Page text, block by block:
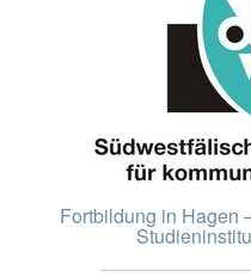
Fortbildung in Hagen